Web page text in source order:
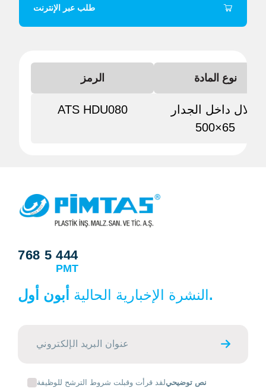
طلب عبر الإنترنت
الرمز نوع المادة
ATS HDU080
شلال داخل الجدار
65×500
768 5 444
PMT
النشرة الإخبارية الحاليةأبون أول.
لقد قرأت وقبلت شروط الترشح للوظيفةنص توضيحي